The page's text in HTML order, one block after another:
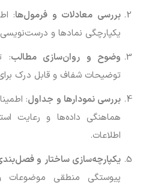
بررسی معادلات و فرمول‌ها:
یکپارچگی نمادها و
وضوح و روان‌سازی مطالب:
توضیحات شفاف و قابل درک
بررسی نمودارها و جداول:
هماهنگی داده‌ها و رعایت
اطلاعات.
یکپارچه‌سازی ساختار و
پیوستگی منطقی